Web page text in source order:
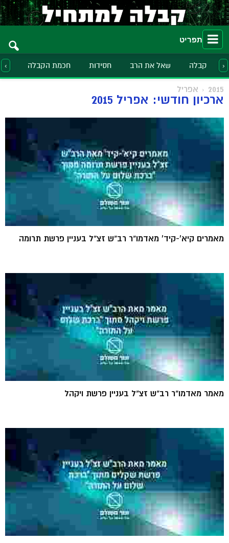
תפריט
קבלה שאל את הרב חסידות חכמת הקבלה ›
‹
2015 אפריל
ארכיון חודשי: אפריל 2015
מאמרים קיא'-קיד' מאדמו"ר רב"ש זצ"ל בעניין פרשת תרומה
מאמר מאדמו"ר רב"ש זצ"ל בעניין פרשת ויקהל